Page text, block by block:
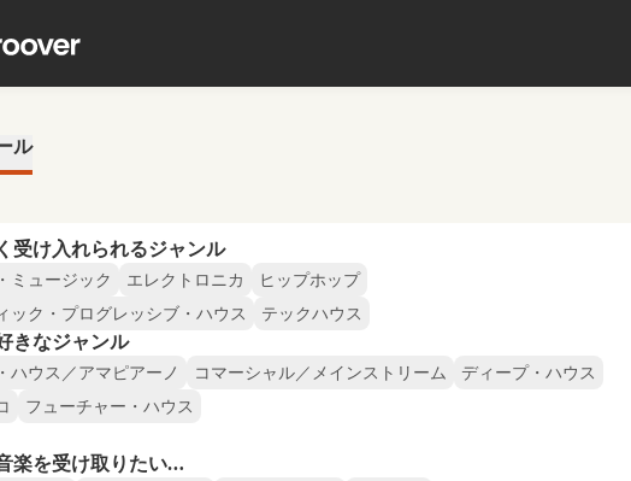
ル
受け入れられるジャンル
ミュージック エレクトロニカ
ヒップホップ
ック・プログレッシブ・ハウス
テックハウス
きなジャンル
ハウス／アマピアーノ コマーシャル／メインストリーム
ディープ・ハウス
フューチャー・ハウス
楽を受け取りたい…